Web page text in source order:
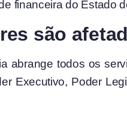
financeira do Estado
são
abrange todos os
Executivo, Poder